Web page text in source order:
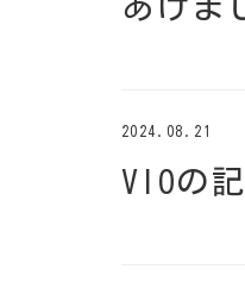
2024.08.21
VIOの